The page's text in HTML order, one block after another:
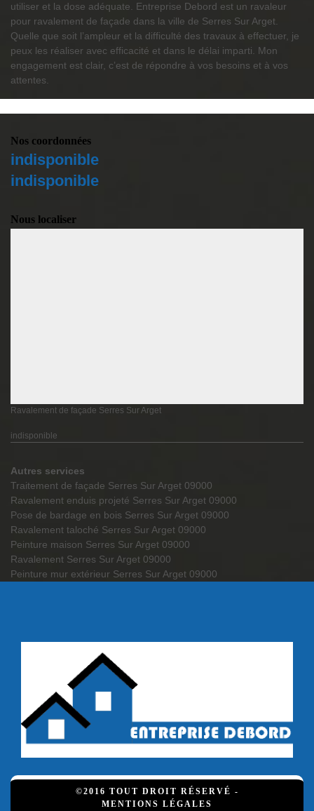
utiliser et la dose adéquate. Entreprise Debord est un ravaleur
pour ravalement de façade dans la ville de Serres Sur Arget.
Quelle que soit l’ampleur et la difficulté des travaux à effectuer, je
peux les réaliser avec efficacité et dans le délai imparti. Mon
engagement est clair, c’est de répondre à vos besoins et à vos
attentes.
Nos coordonnées
indisponible
indisponible
Nous localiser
Ravalement de façade Serres Sur Arget
indisponible
Autres services
Traitement de façade Serres Sur Arget 09000
Ravalement enduis projeté Serres Sur Arget 09000
Pose de bardage en bois Serres Sur Arget 09000
Ravalement taloché Serres Sur Arget 09000
Peinture maison Serres Sur Arget 09000
Ravalement Serres Sur Arget 09000
Peinture mur extérieur Serres Sur Arget 09000
©2016 TOUT DROIT RÉSERVÉ -
MENTIONS LÉGALES